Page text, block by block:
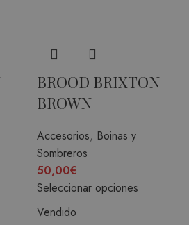
BROOD BRIXTON
BROWN
Accesorios, Boinas y
Sombreros
50,00€
Seleccionar opciones
Vendido